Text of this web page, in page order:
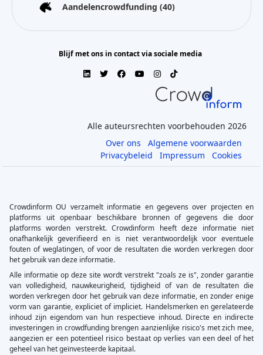
Aandelencrowdfunding (40)
Blijf met ons in contact via sociale media
Alle auteursrechten voorbehouden 2026
Over ons
Algemene voorwaarden
Privacybeleid
Impressum Cookies
Crowdinform OU verzamelt informatie en gegevens over projecten en
platforms uit openbaar beschikbare bronnen of gegevens die door
platforms worden verstrekt. Crowdinform heeft deze informatie niet
onafhankelijk geverifieerd en is niet verantwoordelijk voor eventuele
fouten of weglatingen, of voor de resultaten die worden verkregen door
het gebruik van deze informatie.
Alle informatie op deze site wordt verstrekt "zoals ze is", zonder garantie
van volledigheid, nauwkeurigheid, tijdigheid of van de resultaten die
worden verkregen door het gebruik van deze informatie, en zonder enige
vorm van garantie, expliciet of impliciet. Handelsmerken en gerelateerde
inhoud zijn eigendom van hun respectieve inhoud. Directe en indirecte
investeringen in crowdfunding brengen aanzienlijke risico's met zich mee,
aangezien er een potentieel risico bestaat op verlies van een deel of het
geheel van het geïnvesteerde kapitaal.